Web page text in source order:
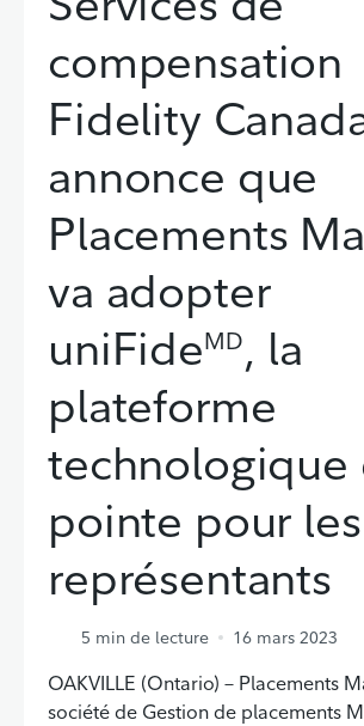
compensation
Fidelity
annonce que
Placements
va adopter
uniFideMD, la
plateforme
technologique
pointe pour les
représentants
5 min de lecture 16 mars 2023
OAKVILLE (Ontario) – Placements
société de Gestion de placements